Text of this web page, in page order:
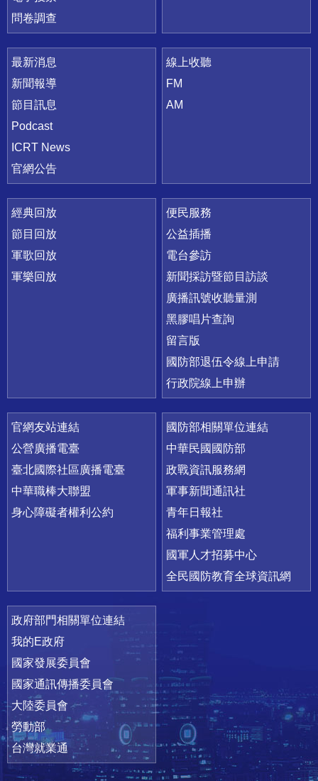
問卷調查
最新消息
新聞報導
節目訊息
Podcast
ICRT News
官網公告
線上收聽
FM
AM
經典回放
節目回放
軍歌回放
軍樂回放
便民服務
公益插播
電台參訪
新聞採訪暨節目訪談
廣播訊號收聽量測
黑膠唱片查詢
留言版
國防部退伍令線上申請
行政院線上申辦
官網友站連結
公營廣播電臺
臺北國際社區廣播電臺
中華職棒大聯盟
身心障礙者權利公約
國防部相關單位連結
中華民國國防部
政戰資訊服務網
軍事新聞通訊社
青年日報社
福利事業管理處
國軍人才招募中心
全民國防教育全球資訊網
政府部門相關單位連結
我的E政府
國家發展委員會
國家通訊傳播委員會
大陸委員會
勞動部
台灣就業通